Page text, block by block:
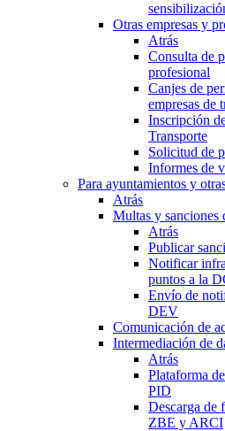
Otras empresas y
Atrás
Consulta de
profesional
Canjes de
empresas de
Inscripción
Transporte
Solicitud de
Informes de
Para ayuntamientos y
Atrás
Multas y sanciones
Atrás
Publicar
Notificar
puntos a la
Envío de
DEV
Comunicación de
Intermediación de
Atrás
Plataforma
PID
Descarga
ZBE y ARCI